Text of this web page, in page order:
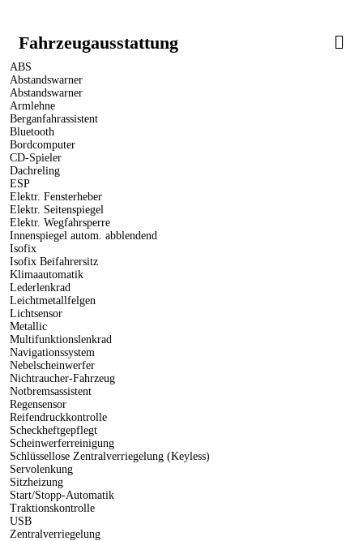
Fahrzeugausstattung
ABS
Abstandswarner
Abstandswarner
Armlehne
Berganfahrassistent
Bluetooth
Bordcomputer
CD-Spieler
Dachreling
ESP
Elektr. Fensterheber
Elektr. Seitenspiegel
Elektr. Wegfahrsperre
Innenspiegel autom. abblendend
Isofix
Isofix Beifahrersitz
Klimaautomatik
Lederlenkrad
Leichtmetallfelgen
Lichtsensor
Metallic
Multifunktionslenkrad
Navigationssystem
Nebelscheinwerfer
Nichtraucher-Fahrzeug
Notbremsassistent
Regensensor
Reifendruckkontrolle
Scheckheftgepflegt
Scheinwerferreinigung
Schlüssellose Zentralverriegelung (Keyless)
Servolenkung
Sitzheizung
Start/Stopp-Automatik
Traktionskontrolle
USB
Zentralverriegelung